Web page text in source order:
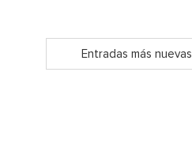
Entradas más nuevas